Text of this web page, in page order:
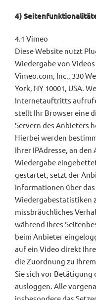
4)
4.1 Vimeo
Diese Website nutzt
Wiedergabe von
Vimeo.com, Inc., 330
York, NY 10001, USA.
Internetauftritts
stellt Ihr Browser eine
Servern des Anbieters
Hierbei werden
Ihrer IPAdresse, an
Wiedergabe
gestartet, setzt der
Informationen über
Wiedergabestatistiken
missbräuchliches
während Ihres
beim Anbieter
auf ein Video direkt
die Zuordnung zu
Sie sich vor Betätigung
ausloggen. Alle